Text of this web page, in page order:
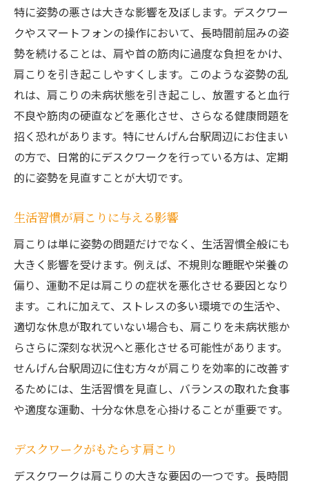
特に姿勢の悪さは大きな影響を及ぼします。デスクワー
クやスマートフォンの操作において、長時間前屈みの姿
勢を続けることは、肩や首の筋肉に過度な負担をかけ、
肩こりを引き起こしやすくします。このような姿勢の乱
れは、肩こりの未病状態を引き起こし、放置すると血行
不良や筋肉の硬直などを悪化させ、さらなる健康問題を
招く恐れがあります。特にせんげん台駅周辺にお住まい
の方で、日常的にデスクワークを行っている方は、定期
的に姿勢を見直すことが大切です。
生活習慣が肩こりに与える影響
肩こりは単に姿勢の問題だけでなく、生活習慣全般にも
大きく影響を受けます。例えば、不規則な睡眠や栄養の
偏り、運動不足は肩こりの症状を悪化させる要因となり
ます。これに加えて、ストレスの多い環境での生活や、
適切な休息が取れていない場合も、肩こりを未病状態か
らさらに深刻な状況へと悪化させる可能性があります。
せんげん台駅周辺に住む方々が肩こりを効率的に改善す
るためには、生活習慣を見直し、バランスの取れた食事
や適度な運動、十分な休息を心掛けることが重要です。
デスクワークがもたらす肩こり
デスクワークは肩こりの大きな要因の一つです。長時間